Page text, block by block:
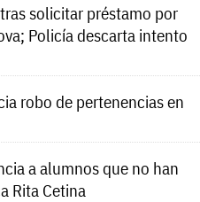
solicitar préstamo por
Policía descarta intento
robo de pertenencias en
a alumnos que no han
Rita Cetina